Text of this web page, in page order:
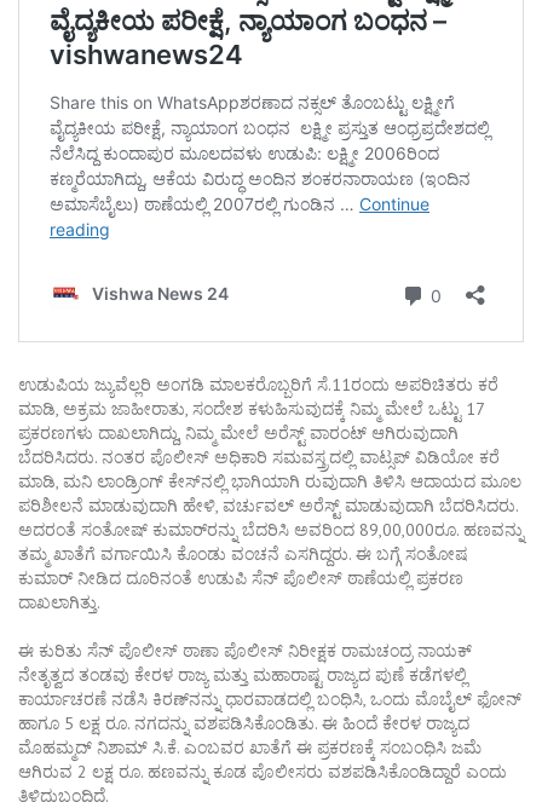
ಉಡುಪಿಯ ಜ್ಯುವೆಲ್ಲರಿ ಅಂಗಡಿ ಮಾಲಕರೊಬ್ಬರಿಗೆ ಸೆ.11ರಂದು ಅಪರಿಚಿತರು ಕರೆ
ಮಾಡಿ, ಅಕ್ರಮ ಜಾಹೀರಾತು, ಸಂದೇಶ ಕಳುಹಿಸುವುದಕ್ಕೆ ನಿಮ್ಮ ಮೇಲೆ ಒಟ್ಟು 17
ಪ್ರಕರಣಗಳು ದಾಖಲಾಗಿದ್ದು, ನಿಮ್ಮ ಮೇಲೆ ಅರೆಸ್ಟ್ ವಾರಂಟ್ ಆಗಿರುವುದಾಗಿ
ಬೆದರಿಸಿದರು. ನಂತರ ಪೊಲೀಸ್ ಅಧಿಕಾರಿ ಸಮವಸ್ತ್ರದಲ್ಲಿ ವಾಟ್ಸಪ್ ವಿಡಿಯೋ ಕರೆ
ಮಾಡಿ, ಮನಿ ಲಾಂಡ್ರಿಂಗ್ ಕೇಸ್‌ನಲ್ಲಿ ಭಾಗಿಯಾಗಿ ರುವುದಾಗಿ ತಿಳಿಸಿ ಆದಾಯದ ಮೂಲ
ಪರಿಶೀಲನೆ ಮಾಡುವುದಾಗಿ ಹೇಳಿ, ವರ್ಚುವಲ್ ಅರೆಸ್ಟ್ ಮಾಡುವುದಾಗಿ ಬೆದರಿಸಿದರು.
ಅದರಂತೆ ಸಂತೋಷ್ ಕುಮಾರ್‌ರನ್ನು ಬೆದರಿಸಿ ಅವರಿಂದ 89,00,000ರೂ. ಹಣವನ್ನು
ತಮ್ಮ ಖಾತೆಗೆ ವರ್ಗಾಯಿಸಿ ಕೊಂಡು ವಂಚನೆ ಎಸಗಿದ್ದರು. ಈ ಬಗ್ಗೆ ಸಂತೋಷ
ಕುಮಾರ್ ನೀಡಿದ ದೂರಿನಂತೆ ಉಡುಪಿ ಸೆನ್ ಪೊಲೀಸ್ ಠಾಣೆಯಲ್ಲಿ ಪ್ರಕರಣ
ದಾಖಲಾಗಿತ್ತು.
ಈ ಕುರಿತು ಸೆನ್ ಪೊಲೀಸ್ ಠಾಣಾ ಪೊಲೀಸ್ ನಿರೀಕ್ಷಕ ರಾಮಚಂದ್ರ ನಾಯಕ್
ನೇತೃತ್ವದ ತಂಡವು ಕೇರಳ ರಾಜ್ಯ ಮತ್ತು ಮಹಾರಾಷ್ಟ ರಾಜ್ಯದ ಪುಣೆ ಕಡೆಗಳಲ್ಲಿ
ಕಾರ್ಯಾಚರಣೆ ನಡೆಸಿ ಕಿರಣ್‌ನನ್ನು ಧಾರವಾಡದಲ್ಲಿ ಬಂಧಿಸಿ, ಒಂದು ಮೊಬೈಲ್ ಫೋನ್
ಹಾಗೂ 5 ಲಕ್ಷ ರೂ. ನಗದನ್ನು ವಶಪಡಿಸಿಕೊಂಡಿತು. ಈ ಹಿಂದೆ ಕೇರಳ ರಾಜ್ಯದ
ಮೊಹಮ್ಮದ್ ನಿಶಾಮ್ ಸಿ.ಕೆ. ಎಂಬವರ ಖಾತೆಗೆ ಈ ಪ್ರಕರಣಕ್ಕೆ ಸಂಬಂಧಿಸಿ ಜಮೆ
ಆಗಿರುವ 2 ಲಕ್ಷ ರೂ. ಹಣವನ್ನು ಕೂಡ ಪೊಲೀಸರು ವಶಪಡಿಸಿಕೊಂಡಿದ್ದಾರೆ ಎಂದು
ತಿಳಿದುಬಂದಿದೆ.